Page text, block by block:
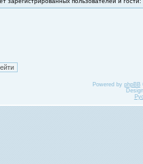
Powered by phpBB